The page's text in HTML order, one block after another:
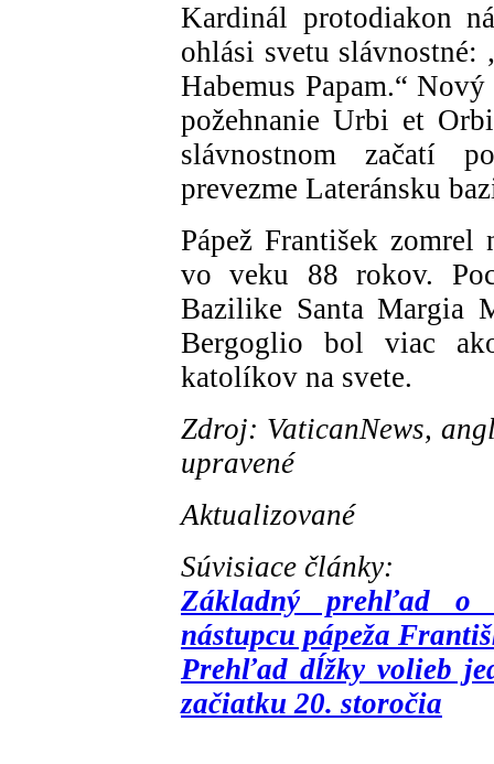
Kardinál protodiakon
ohlási svetu
Habemus Papam.“
požehnanie Urbi et
slávnostnom začatí
prevezme Lateránsku
Pápež František
vo veku 88 rokov.
Bazilike Santa Margia
Bergoglio bol viac
katolíkov na svete.
Zdroj: VaticanNews,
upravené
Aktualizované
Súvisiace články:
Základný prehľad o
nástupcu pápeža
Prehľad dĺžky volieb
začiatku 20. storočia